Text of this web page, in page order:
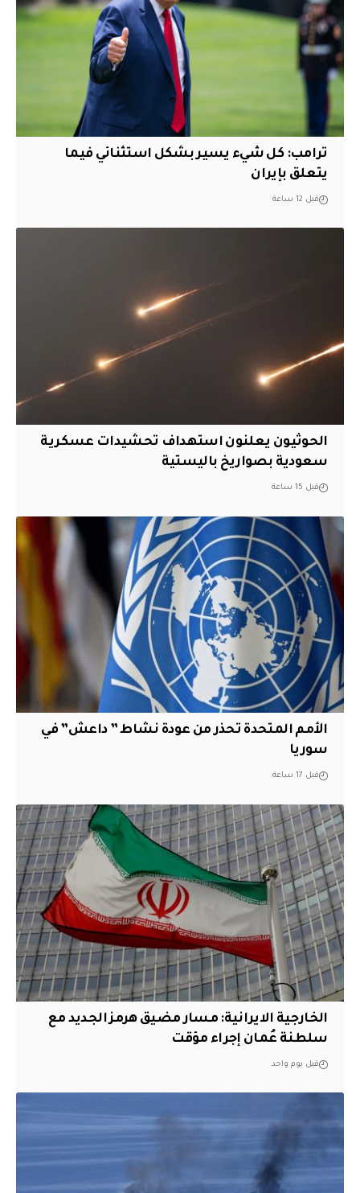
ترامب: كل شيء يسير بشكل استثنائي فيما
يتعلق بإيران
قبل 12 ساعة
الحوثيون يعلنون استهداف تحشيدات عسكرية
سعودية بصواريخ باليستية
قبل 15 ساعة
الأمم المتحدة تحذر من عودة نشاط ” داعش” في
سوريا
قبل 17 ساعة
الخارجية الايرانية: مسار مضيق هرمز الجديد مع
سلطنة عُمان إجراء مؤقت
قبل يوم واحد